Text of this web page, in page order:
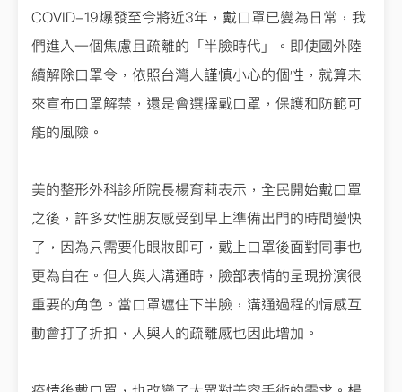
COVID-19爆發至今將近3年，戴口罩已變為日常，我
們進入一個焦慮且疏離的「半臉時代」。即使國外陸
續解除口罩令，依照台灣人謹慎小心的個性，就算未
來宣布口罩解禁，還是會選擇戴口罩，保護和防範可
能的風險。
美的整形外科診所院長楊育莉表示，全民開始戴口罩
之後，許多女性朋友感受到早上準備出門的時間變快
了，因為只需要化眼妝即可，戴上口罩後面對同事也
更為自在。但人與人溝通時，臉部表情的呈現扮演很
重要的角色。當口罩遮住下半臉，溝通過程的情感互
動會打了折扣，人與人的疏離感也因此增加。